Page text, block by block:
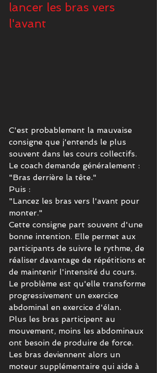
lancer les bras vers
l'avant
C'est probablement la mauvaise
consigne que j'entends le plus
souvent dans les cours collectifs.
Le coach demande généralement :
"Bras derrière la tête."
Puis :
"Lancez les bras vers l'avant pour
monter."
Cette consigne part souvent d'une
bonne intention. Elle permet aux
participants de suivre le rythme, de
réaliser davantage de répétitions et
de maintenir l'intensité du cours.
Le problème est qu'elle transforme
progressivement un exercice
abdominal en exercice d'élan.
Plus les bras participent au
mouvement, moins les abdominaux
ont besoin de produire de force.
Les bras deviennent alors un
moteur supplémentaire qui aide à